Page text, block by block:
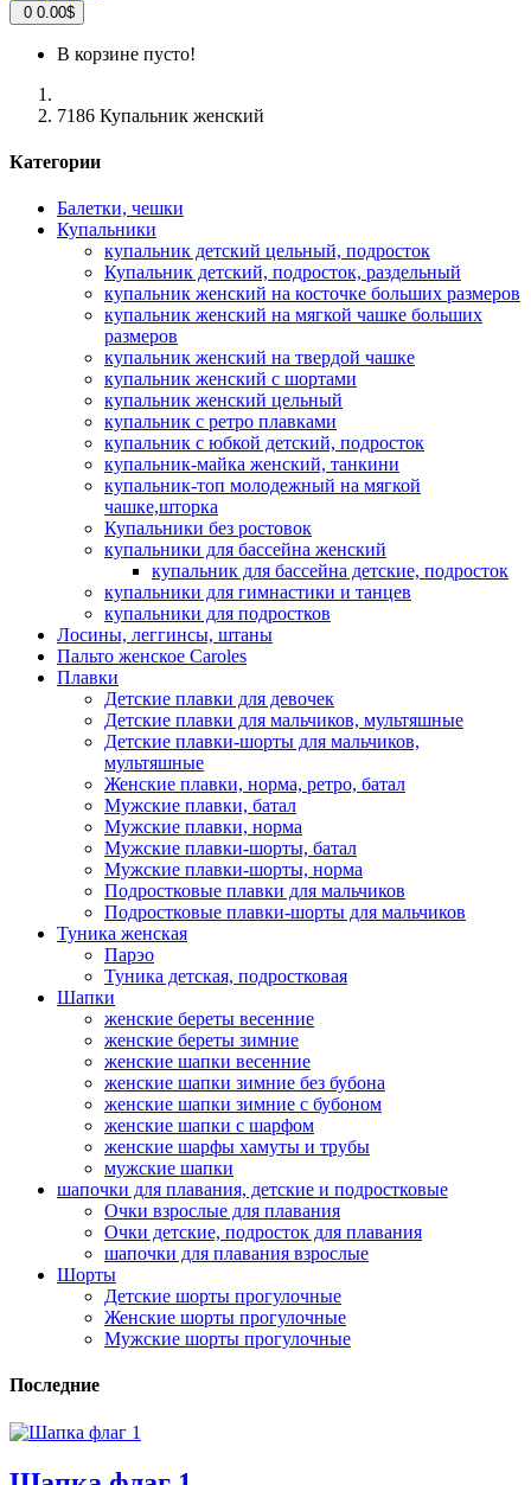
0 0.00$
В корзине пусто!
7186 Купальник женский
Категории
Балетки, чешки
Купальники
купальник детский цельный, подросток
Купальник детский, подросток, раздельный
купальник женский на косточке больших размеров
купальник женский на мягкой чашке больших
размеров
купальник женский на твердой чашке
купальник женский с шортами
купальник женский цельный
купальник с ретро плавками
купальник с юбкой детский, подросток
купальник-майка женский, танкини
купальник-топ молодежный на мягкой
чашке,шторка
Купальники без ростовок
купальники для бассейна женский
купальник для бассейна детские, подросток
купальники для гимнастики и танцев
купальники для подростков
Лосины, леггинсы, штаны
Пальто женское Caroles
Плавки
Детские плавки для девочек
Детские плавки для мальчиков, мультяшные
Детские плавки-шорты для мальчиков,
мультяшные
Женские плавки, норма, ретро, батал
Мужские плавки, батал
Мужские плавки, норма
Мужские плавки-шорты, батал
Мужские плавки-шорты, норма
Подростковые плавки для мальчиков
Подростковые плавки-шорты для мальчиков
Туникa женская
Парэо
Туника детская, подростковая
Шапки
женские береты весенние
женские береты зимние
женские шапки весенние
женские шапки зимние без бубона
женские шапки зимние с бубоном
женские шапки с шарфом
женские шарфы хамуты и трубы
мужские шапки
шапочки для плавания, детские и подростковые
Очки взрослые для плавания
Очки детские, подросток для плавания
шапочки для плавания взрослые
Шорты
Детские шорты прогулочные
Женские шорты прогулочные
Мужские шорты прогулочные
Последние